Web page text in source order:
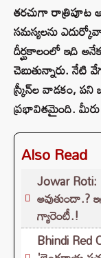
తరచుగా రాత్రిపూట
సమస్యలను
దీర్ఘకాలంలో ఇది
చెబుతున్నారు. నేటి
స్క్రీన్‌ల వాడకం,
ప్రభావితమైంది.
Also Read
Jowar
అవుతుందా.?
గ్యారెంటీ.!
Bhindi Red